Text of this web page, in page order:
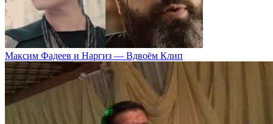
Максим Фадеев и Наргиз — Вдвоём Клип